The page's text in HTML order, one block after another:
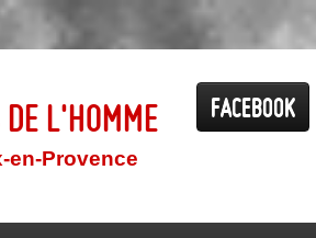
Facebook
l'Homme
en-Provence